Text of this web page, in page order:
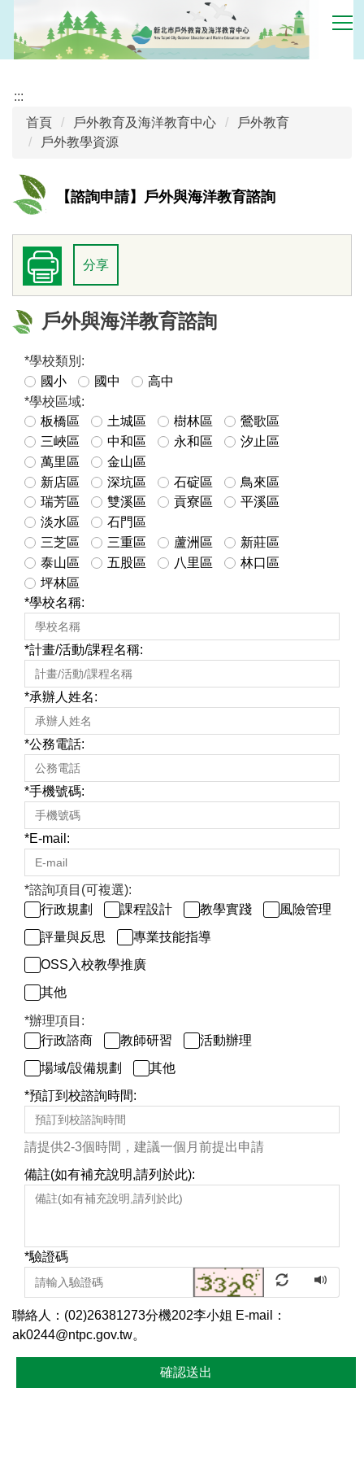
到
主
內
:::
首頁
戶外教育及海洋教育中心
戶外教育
戶外教學資源
【諮詢申請】戶外與海洋教育諮詢
分享
戶外與海洋教育諮詢
*學校類別:
國小
國中
高中
*學校區域:
板橋區
土城區 樹林區
鶯歌區
三峽區
中和區 永和區
汐止區
萬里區
金山區
新店區
深坑區 石碇區
鳥來區
瑞芳區
雙溪區 貢寮區
平溪區
淡水區
石門區
三芝區
三重區 蘆洲區
新莊區
泰山區
五股區 八里區
林口區
坪林區
*學校名稱:
*計畫/活動/課程名稱:
*承辦人姓名:
*公務電話:
*手機號碼:
*E-mail:
*諮詢項目(可複選):
行政規劃
課程設計 教學實踐
風險管理
評量與反思
專業技能指導
OSS入校教學推廣
其他
*辦理項目:
行政諮商
教師研習
活動辦理
場域/設備規劃
其他
*預訂到校諮詢時間:
請提供2-3個時間，建議一個月前提出申請
備註(如有補充說明,請列於此):
*驗證碼
聯絡人：(02)26381273分機202李小姐 E-mail：
ak0244@ntpc.gov.tw。
確認送出